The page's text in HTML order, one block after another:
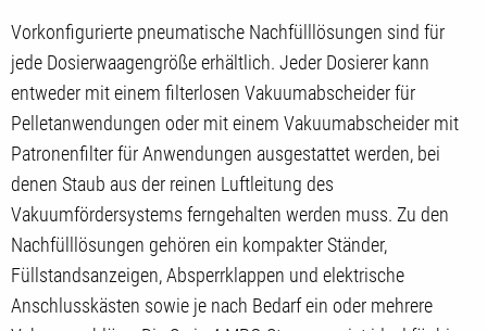
Vorkonfigurierte pneumatische Nachfülllösungen sind für
jede Dosierwaagengröße erhältlich. Jeder Dosierer kann
entweder mit einem filterlosen Vakuumabscheider für
Pelletanwendungen oder mit einem Vakuumabscheider mit
Patronenfilter für Anwendungen ausgestattet werden, bei
denen Staub aus der reinen Luftleitung des
Vakuumfördersystems ferngehalten werden muss. Zu den
Nachfülllösungen gehören ein kompakter Ständer,
Füllstandsanzeigen, Absperrklappen und elektrische
Anschlusskästen sowie je nach Bedarf ein oder mehrere